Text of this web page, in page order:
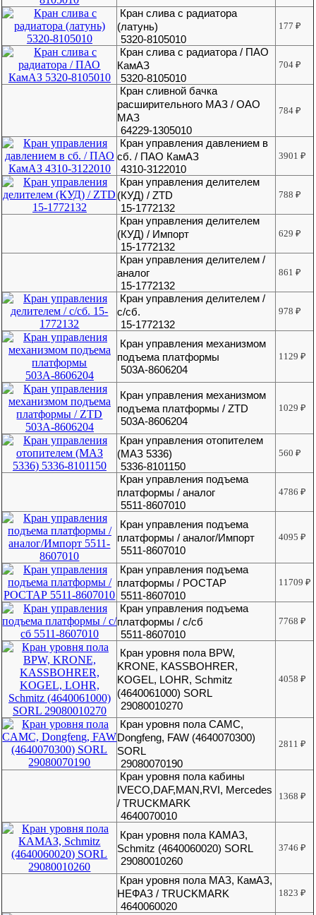
Кран слива с радиатора
(латунь)
5320-8105010
177₽
Кран слива с радиатора / ПАО
КамАЗ
5320-8105010
704₽
Кран сливной бачка
расширительного МАЗ / ОАО
МАЗ
64229-1305010
784₽
Кран управления давлением в
сб. / ПАО КамАЗ
4310-3122010
3901₽
Кран управления делителем
(КУД) / ZTD
15-1772132
788₽
Кран управления делителем
(КУД) / Импорт
15-1772132
629₽
Кран управления делителем /
аналог
15-1772132
861₽
Кран управления делителем /
с/сб.
15-1772132
978₽
Кран управления механизмом
подъема платформы
503А-8606204
1129₽
Кран управления механизмом
подъема платформы / ZTD
503А-8606204
1029₽
Кран управления отопителем
(МАЗ 5336)
5336-8101150
560₽
Кран управления подъема
платформы / аналог
5511-8607010
4786₽
Кран управления подъема
платформы / аналог/Импорт
5511-8607010
4095₽
Кран управления подъема
платформы / РОСТАР
5511-8607010
11709₽
Кран управления подъема
платформы / с/сб
5511-8607010
7768₽
Кран уровня пола BPW,
KRONE, KASSBOHRER,
KOGEL, LOHR, Schmitz
(4640061000) SORL
29080010270
4058₽
Кран уровня пола CAMC,
Dongfeng, FAW (4640070300)
SORL
29080070190
2811₽
Кран уровня пола кабины
IVECO,DAF,MAN,RVI, Mercedes
/ TRUCKMARK
4640070010
1368₽
Кран уровня пола КАМАЗ,
Schmitz (4640060020) SORL
29080010260
3746₽
Кран уровня пола МАЗ, КамАЗ,
НЕФАЗ / TRUCKMARK
4640060020
1823₽